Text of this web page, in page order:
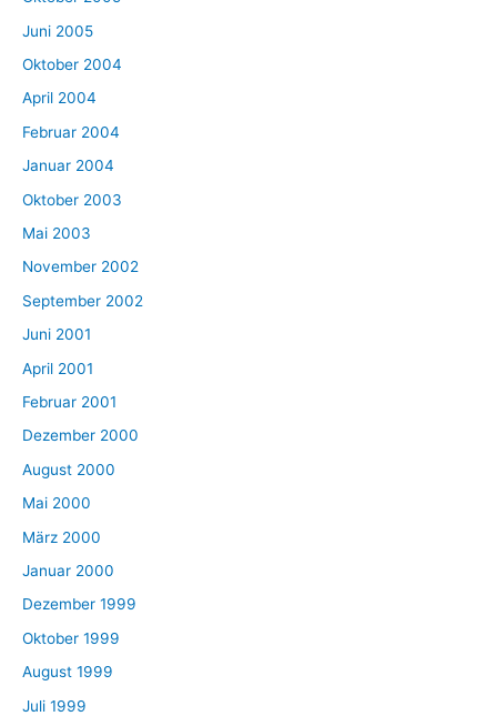
Juni 2005
Oktober 2004
April 2004
Februar 2004
Januar 2004
Oktober 2003
Mai 2003
November 2002
September 2002
Juni 2001
April 2001
Februar 2001
Dezember 2000
August 2000
Mai 2000
März 2000
Januar 2000
Dezember 1999
Oktober 1999
August 1999
Juli 1999